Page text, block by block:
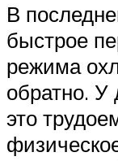
В
быстрое
режима
обратно. У
это